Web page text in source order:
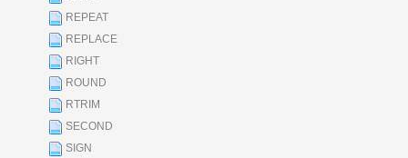
REPEAT
REPLACE
RIGHT
ROUND
RTRIM
SECOND
SIGN